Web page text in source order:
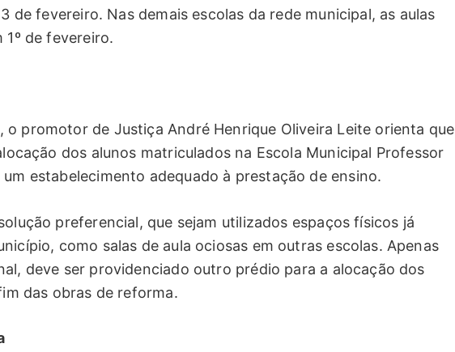
de fevereiro. Nas demais escolas da rede municipal, as aulas
de fevereiro.
o promotor de Justiça André Henrique Oliveira Leite orienta que
dos alunos matriculados na Escola Municipal Professor
estabelecimento adequado à prestação de ensino.
preferencial, que sejam utilizados espaços físicos já
como salas de aula ociosas em outras escolas. Apenas
deve ser providenciado outro prédio para a alocação dos
das obras de reforma.